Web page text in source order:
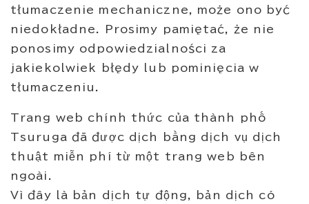
tłumaczenie mechaniczne, może ono być
niedokładne. Prosimy pamiętać, że nie
ponosimy odpowiedzialności za
jakiekolwiek błędy lub pominięcia w
tłumaczeniu.
Trang web chính thức của thành phố
Tsuruga đã được dịch bằng dịch vụ dịch
thuật miễn phí từ một trang web bên
ngoài.
Vì đây là bản dịch tự động, bản dịch có